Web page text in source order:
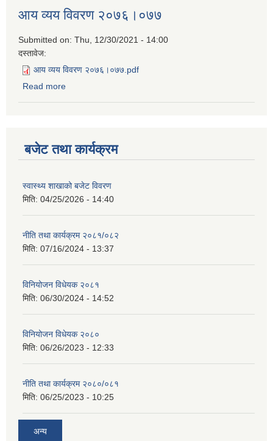
आय व्यय विवरण २०७६।०७७
Submitted on: Thu, 12/30/2021 - 14:00
दस्तावेज:
आय व्यय विवरण २०७६।०७७.pdf
Read more
बजेट तथा कार्यक्रम
स्वास्थ्य शाखाको बजेट विवरण
मिति: 04/25/2026 - 14:40
नीति तथा कार्यक्रम २०८१/०८२
मिति: 07/16/2024 - 13:37
विनियोजन विधेयक २०८१
मिति: 06/30/2024 - 14:52
विनियोजन विधेयक २०८०
मिति: 06/26/2023 - 12:33
नीति तथा कार्यक्रम २०८०/०८१
मिति: 06/25/2023 - 10:25
अन्य